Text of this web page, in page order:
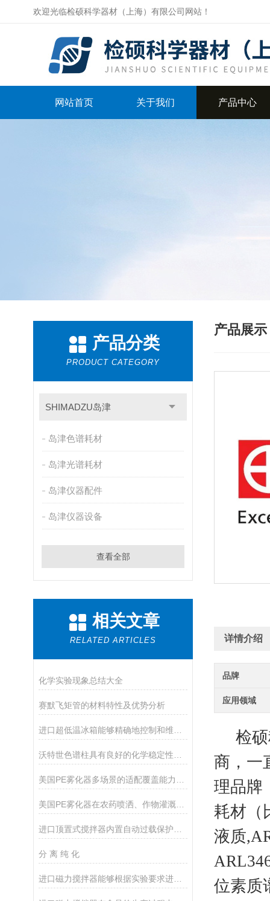
欢迎光临检硕科学器材（上海）有限公司网站！
网站首页 关于我们 产品中心
产品分类
PRODUCT CATEGORY
SHIMADZU岛津
岛津色谱耗材
岛津光谱耗材
岛津仪器配件
岛津仪器设备
查看全部
相关文章
RELATED ARTICLES
化学实验现象总结大全
赛默飞矩管的材料特性及优势分析
美国PE雾化器在农药喷洒、作物灌溉等方面发挥作用
分 离 纯 化
进口磁力搅拌器能够根据实验要求进行精细调节
产品展示
详情介绍
品牌
应用领域
检
商，一
理品牌
耗材（
液质
位素质